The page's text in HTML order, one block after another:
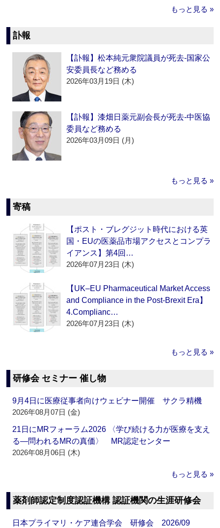
もっと見る »
訃報
【訃報】松本純元衆院議員が死去‐国家公
安委員長など務める
2026年03月19日 (木)
【訃報】漆畑日薬元副会長が死去‐中医協
委員など務める
2026年03月09日 (月)
もっと見る »
寄稿
【ポスト・ブレグジット時代における英
国・EUの医薬品市場アクセスとコンプラ
イアンス】第4回…
2026年07月23日 (木)
【UK–EU Pharmaceutical Market Access
and Compliance in the Post-Brexit Era】
4.Complianc…
2026年07月23日 (木)
もっと見る »
研修会 セミナー 催し物
9月4日に医療従事者向けウェビナー開催 サクラ精機
2026年08月07日 (金)
21日にMRフォーラム2026 〈学び続ける力が医療を支え
る―問われるMRの真価〉 MR認定センター
2026年08月06日 (木)
もっと見る »
薬剤師認定制度認証機構 認証機関の生涯研修会
日本プライマリ・ケア連合学会 研修会 2026/09